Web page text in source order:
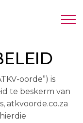
oorde”) is
te beskerm van
atkvoorde.co.za